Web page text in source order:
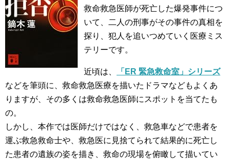
救命救急医師が死亡した爆発事件につ
いて、二人の刑事がその事件の真相を
探り、犯人を追いつめていく医療ミス
テリーです。
近頃は、
「ER 緊急救命室」シリーズ
などを筆頭に、救命救急医療を描いたドラマなどもよくあ
りますが、その多くは救命救急医師にスポットを当てたも
の。
しかし、本作では医師だけではなく、救急車などで患者を
運ぶ救急救命士や、救急医に見捨てられて結果的に死亡し
た患者の遺族の姿を描き、救命の現場を俯瞰して描いてい